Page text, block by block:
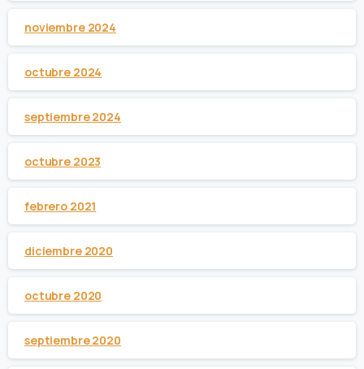
noviembre 2024
octubre 2024
septiembre 2024
octubre 2023
febrero 2021
diciembre 2020
octubre 2020
septiembre 2020